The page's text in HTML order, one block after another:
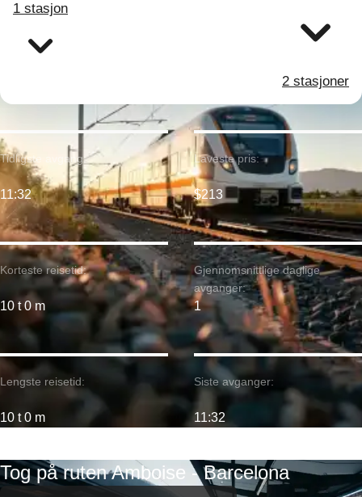
1 stasjon
2 stasjoner
Korteste reisetid:
10 t 0 m
Tidligste avgang:
11:32
Lengste reisetid:
10 t 0 m
Laveste pris:
$213
Gjennomsnittlige daglige
avganger:
1
Siste avganger:
11:32
Tog på ruten Amboise - Barcelona